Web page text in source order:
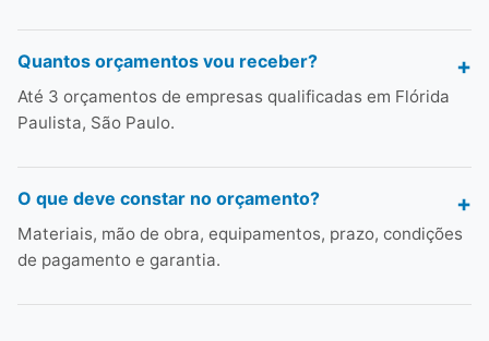
Quantos orçamentos vou receber?
Até 3 orçamentos de empresas qualificadas em Flórida
Paulista, São Paulo.
O que deve constar no orçamento?
Materiais, mão de obra, equipamentos, prazo, condições
de pagamento e garantia.